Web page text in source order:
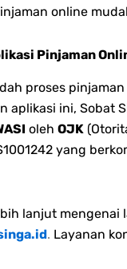
online
Pinjaman
proses
aplikasi ini, Sobat
oleh OJK
yang
lanjut
. Layanan